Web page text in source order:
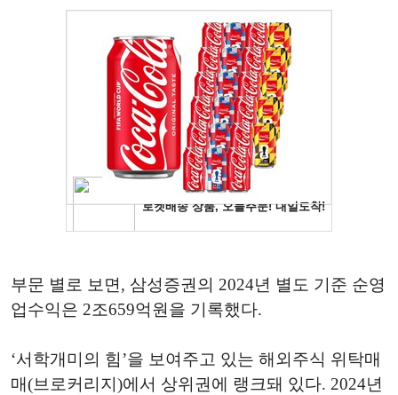
부문 별로 보면, 삼성증권의 2024년 별도 기준 순영
업수익은 2조659억원을 기록했다.
‘서학개미의 힘’을 보여주고 있는 해외주식 위탁매
매(브로커리지)에서 상위권에 랭크돼 있다. 2024년